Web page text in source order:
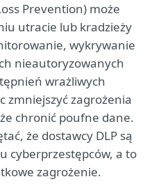
Prevention) może
utracie lub kradzieży
wykrywanie
nieautoryzowanych
wrażliwych
zmniejszyć zagrożenia
chronić poufne dane.
że dostawcy DLP są
cyberprzestępców, a to
zagrożenie.